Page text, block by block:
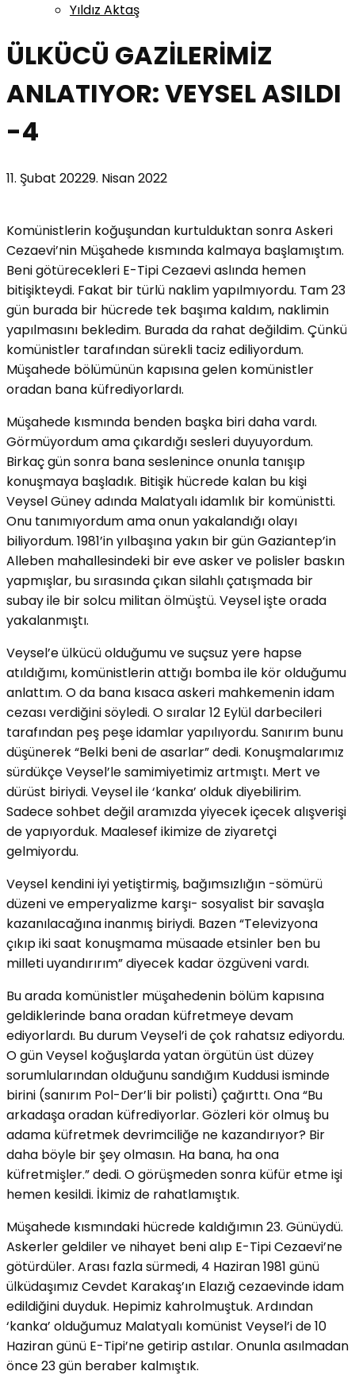
Yıldız Aktaş
ÜLKÜCÜ GAZİLERİMİZ
ANLATIYOR: VEYSEL ASILDI
-4
11. Şubat 20229. Nisan 2022
Komünistlerin koğuşundan kurtulduktan sonra Askeri
Cezaevi’nin Müşahede kısmında kalmaya başlamıştım.
Beni götürecekleri E-Tipi Cezaevi aslında hemen
bitişikteydi. Fakat bir türlü naklim yapılmıyordu. Tam 23
gün burada bir hücrede tek başıma kaldım, naklimin
yapılmasını bekledim. Burada da rahat değildim. Çünkü
komünistler tarafından sürekli taciz ediliyordum.
Müşahede bölümünün kapısına gelen komünistler
oradan bana küfrediyorlardı.
Müşahede kısmında benden başka biri daha vardı.
Görmüyordum ama çıkardığı sesleri duyuyordum.
Birkaç gün sonra bana seslenince onunla tanışıp
konuşmaya başladık. Bitişik hücrede kalan bu kişi
Veysel Güney adında Malatyalı idamlık bir komünistti.
Onu tanımıyordum ama onun yakalandığı olayı
biliyordum. 1981’in yılbaşına yakın bir gün Gaziantep’in
Alleben mahallesindeki bir eve asker ve polisler baskın
yapmışlar, bu sırasında çıkan silahlı çatışmada bir
subay ile bir solcu militan ölmüştü. Veysel işte orada
yakalanmıştı.
Veysel’e ülkücü olduğumu ve suçsuz yere hapse
atıldığımı, komünistlerin attığı bomba ile kör olduğumu
anlattım. O da bana kısaca askeri mahkemenin idam
cezası verdiğini söyledi. O sıralar 12 Eylül darbecileri
tarafından peş peşe idamlar yapılıyordu. Sanırım bunu
düşünerek “Belki beni de asarlar” dedi. Konuşmalarımız
sürdükçe Veysel’le samimiyetimiz artmıştı. Mert ve
dürüst biriydi. Veysel ile ‘kanka’ olduk diyebilirim.
Sadece sohbet değil aramızda yiyecek içecek alışverişi
de yapıyorduk. Maalesef ikimize de ziyaretçi
gelmiyordu.
Veysel kendini iyi yetiştirmiş, bağımsızlığın -sömürü
düzeni ve emperyalizme karşı- sosyalist bir savaşla
kazanılacağına inanmış biriydi. Bazen “Televizyona
çıkıp iki saat konuşmama müsaade etsinler ben bu
milleti uyandırırım” diyecek kadar özgüveni vardı.
Bu arada komünistler müşahedenin bölüm kapısına
geldiklerinde bana oradan küfretmeye devam
ediyorlardı. Bu durum Veysel’i de çok rahatsız ediyordu.
O gün Veysel koğuşlarda yatan örgütün üst düzey
sorumlularından olduğunu sandığım Kuddusi isminde
birini (sanırım Pol-Der’li bir polisti) çağırttı. Ona “Bu
arkadaşa oradan küfrediyorlar. Gözleri kör olmuş bu
adama küfretmek devrimciliğe ne kazandırıyor? Bir
daha böyle bir şey olmasın. Ha bana, ha ona
küfretmişler.” dedi. O görüşmeden sonra küfür etme işi
hemen kesildi. İkimiz de rahatlamıştık.
Müşahede kısmındaki hücrede kaldığımın 23. Günüydü.
Askerler geldiler ve nihayet beni alıp E-Tipi Cezaevi’ne
götürdüler. Arası fazla sürmedi, 4 Haziran 1981 günü
ülküdaşımız Cevdet Karakaş’ın Elazığ cezaevinde idam
edildiğini duyduk. Hepimiz kahrolmuştuk. Ardından
‘kanka’ olduğumuz Malatyalı komünist Veysel’i de 10
Haziran günü E-Tipi’ne getirip astılar. Onunla asılmadan
önce 23 gün beraber kalmıştık.